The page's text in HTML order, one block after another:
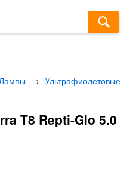
→ Ультрафиолетовые
T8 Repti-Glo 5.0